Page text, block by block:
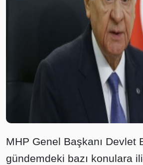
MHP Genel Başkanı Devlet
gündemdeki bazı konulara